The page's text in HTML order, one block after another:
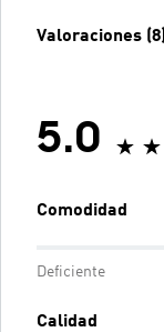
Valoraciones (8)
5.0
Comodidad
Deficiente
Calidad